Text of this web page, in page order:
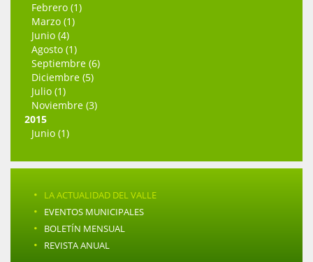
Febrero (1)
Marzo (1)
Junio (4)
Agosto (1)
Septiembre (6)
Diciembre (5)
Julio (1)
Noviembre (3)
2015
Junio (1)
· LA ACTUALIDAD DEL VALLE
· EVENTOS MUNICIPALES
· BOLETÍN MENSUAL
· REVISTA ANUAL